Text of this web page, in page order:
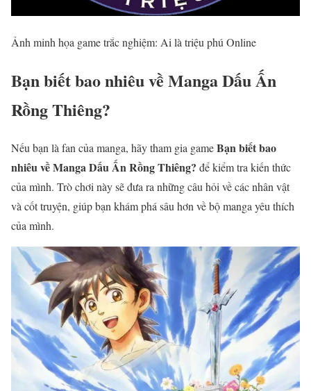
Ảnh minh họa game trắc nghiệm: Ai là triệu phú Online
Bạn biết bao nhiêu về Manga Dấu Ấn
Rồng Thiêng?
Nếu bạn là fan của manga, hãy tham gia gameBạn biết bao
nhiêu về Manga Dấu Ấn Rồng Thiêng? để kiểm tra kiến thức
của mình. Trò chơi này sẽ đưa ra những câu hỏi về các nhân vật
và cốt truyện, giúp bạn khám phá sâu hơn về bộ manga yêu thích
của mình.